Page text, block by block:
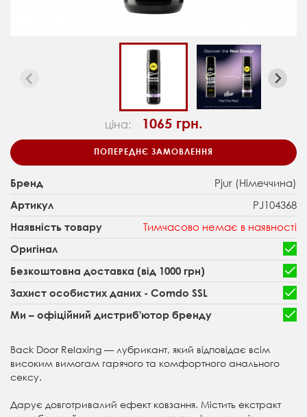
ціна: 1065 грн.
ПОПЕРЕДНЄ ЗАМОВЛЕННЯ
Бренд Pjur (Німеччина)
Артикул PJ104368
Наявність товару Тимчасово немає в наявності
Оригінал
Безкоштовна доставка (від 1000 грн)
Захист особистих даних - Comdo SSL
Ми – офіційний дистриб'ютор бренду
Back Door Relaxing — лубрикант, який відповідає всім
високим вимогам гарячого та комфортного анального
сексу.
Дарує довготривалий ефект ковзання. Містить екстракт